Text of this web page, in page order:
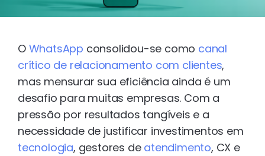
O WhatsApp consolidou-se como canal
crítico de relacionamento com clientes,
mas mensurar sua eficiência ainda é um
desafio para muitas empresas. Com a
pressão por resultados tangíveis e a
necessidade de justificar investimentos em
tecnologia, gestores de atendimento, CX e